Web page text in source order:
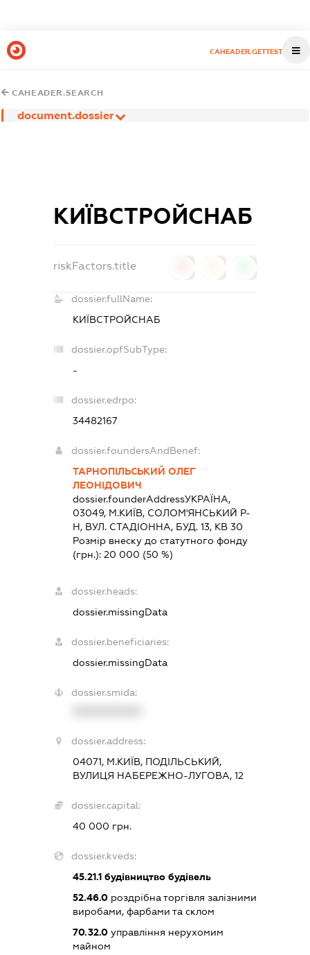
CAHEADER.GETTEST
CAHEADER.SEARCH
document.dossier
КИЇВСТРОЙСНАБ
riskFactors.title
dossier.fullName:
КИЇВСТРОЙСНАБ
dossier.opfSubType:
-
dossier.edrpo:
34482167
dossier.foundersAndBenef:
ТАРНОПІЛЬСЬКИЙ ОЛЕГ
ЛЕОНІДОВИЧ
dossier.founderAddressУКРАЇНА,
03049, М.КИЇВ, СОЛОМ'ЯНСЬКИЙ Р-
Н, ВУЛ. СТАДІОННА, БУД. 13, КВ 30
Розмір внеску до статутного фонду
(грн.): 20 000 (50 %)
dossier.heads:
dossier.missingData
dossier.beneficiaries:
dossier.missingData
dossier.smida:
dossier.address:
04071, М.КИЇВ, ПОДІЛЬСЬКИЙ,
ВУЛИЦЯ НАБЕРЕЖНО-ЛУГОВА, 12
dossier.capital:
40 000 грн.
dossier.kveds:
45.21.1будівництво будівель
52.46.0роздрібна торгівля залізними
виробами, фарбами та склом
70.32.0управління нерухомим
майном